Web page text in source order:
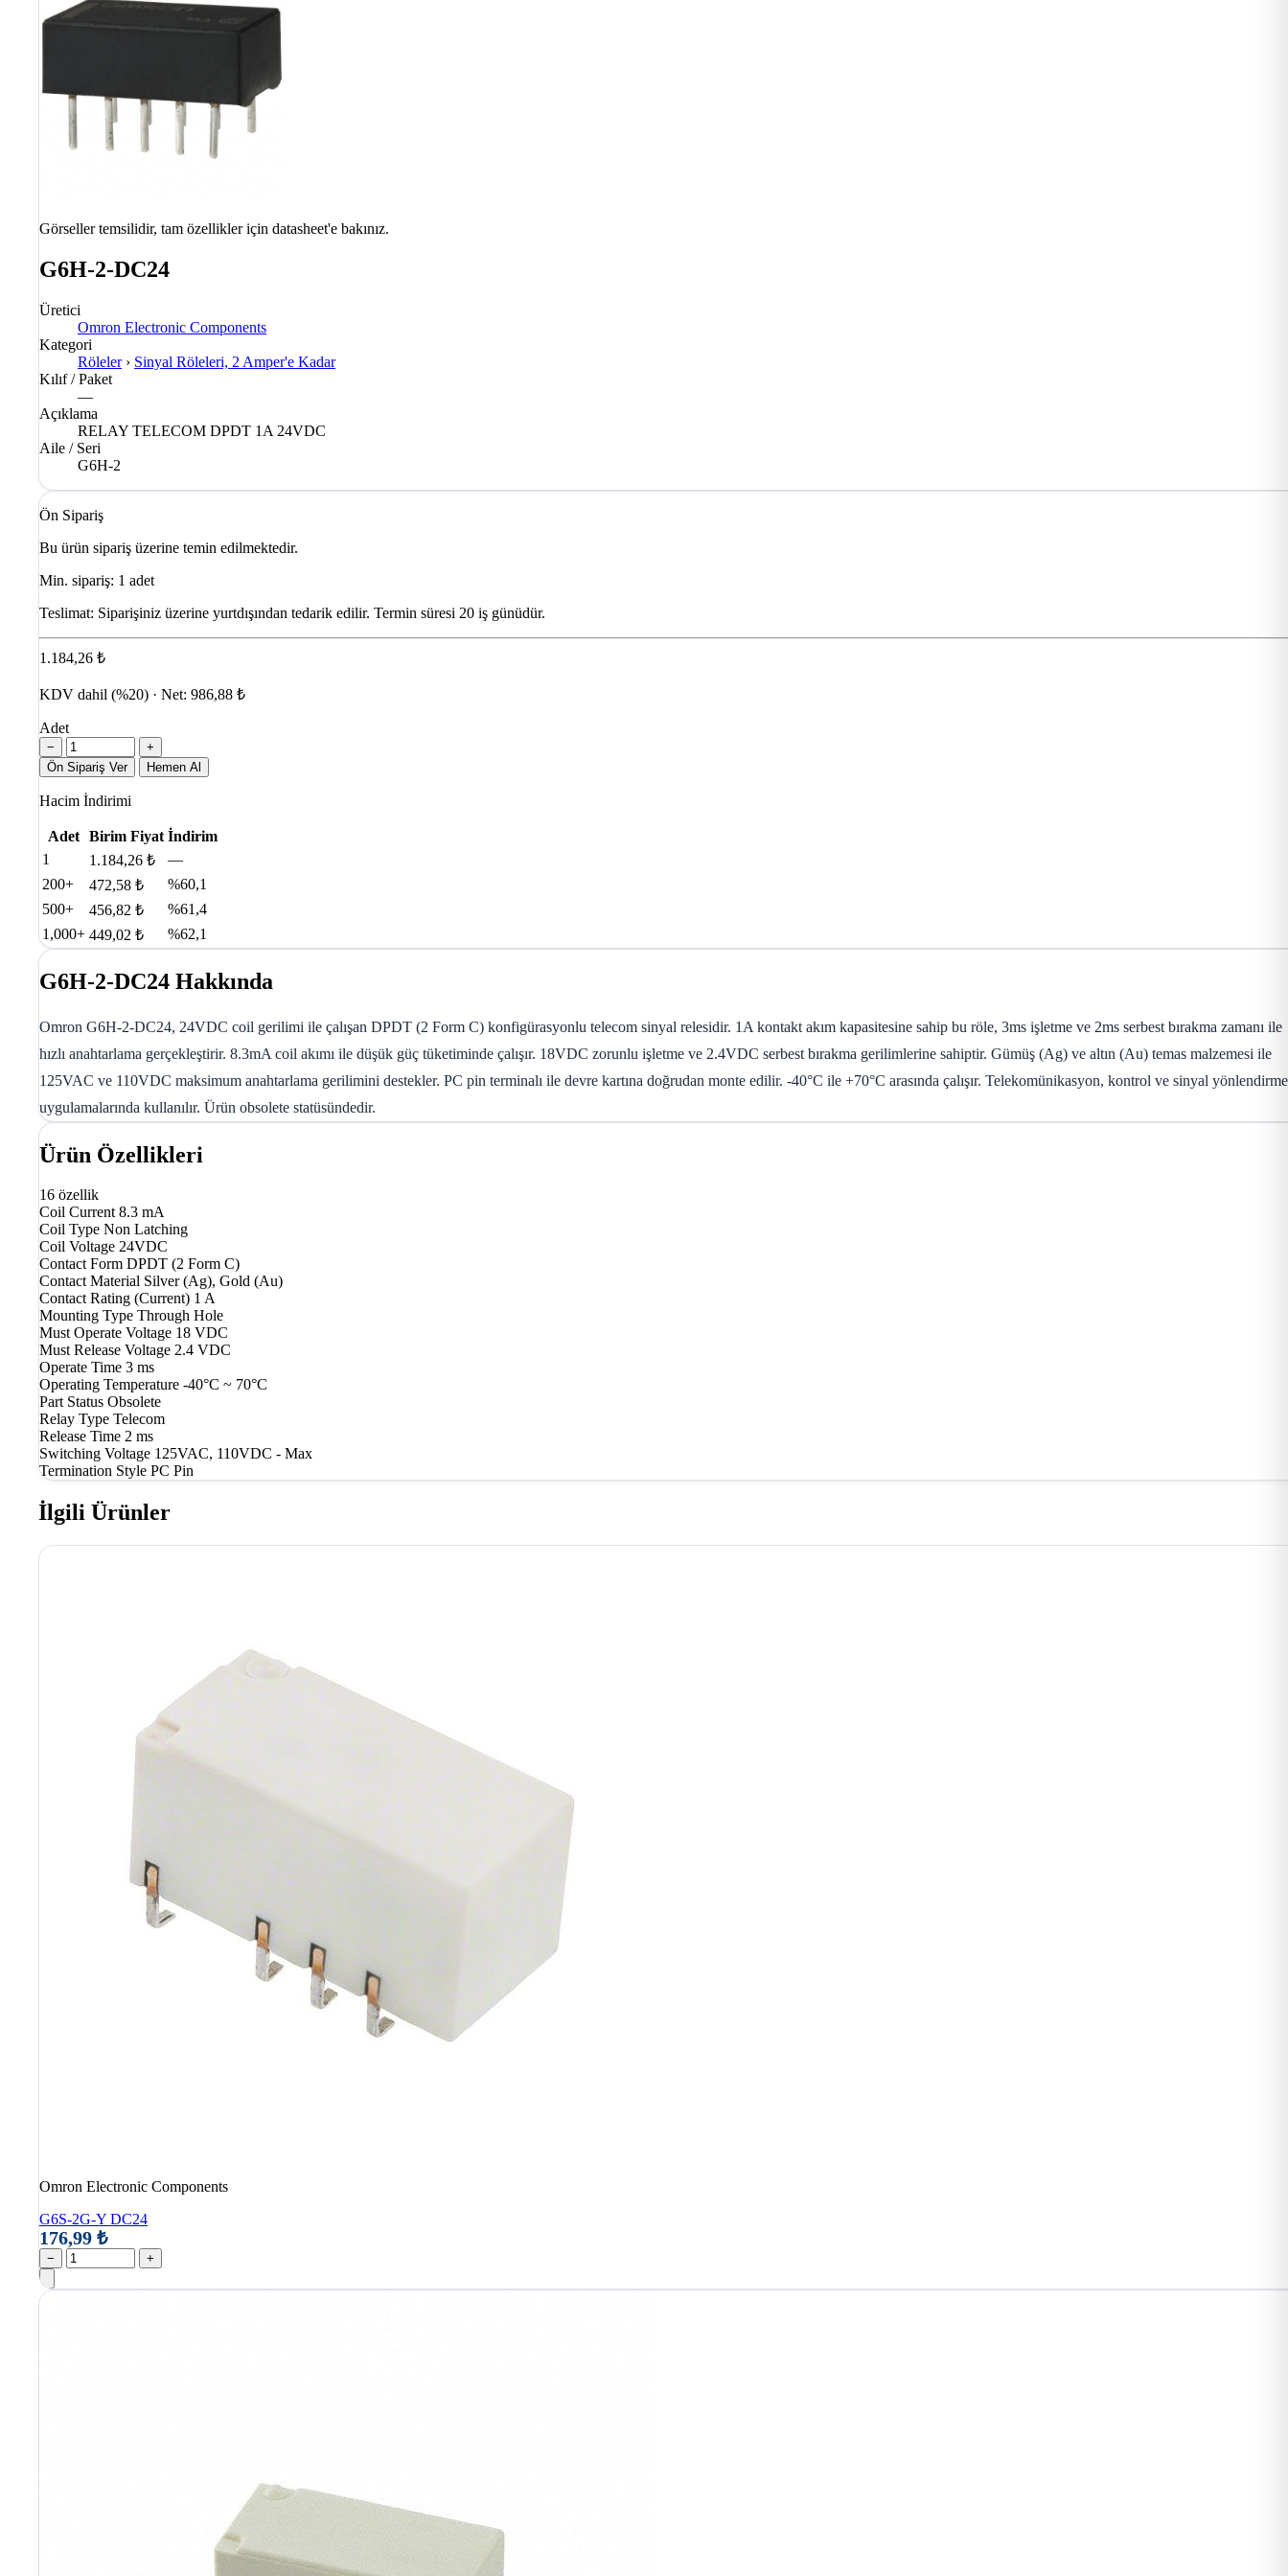
Görseller temsilidir, tam özellikler için datasheet'e bakınız.
G6H-2-DC24
Üretici
Omron Electronic Components
Kategori
Röleler › Sinyal Röleleri, 2 Amper'e Kadar
Kılıf / Paket
—
Açıklama
RELAY TELECOM DPDT 1A 24VDC
Aile / Seri
G6H-2
Ön Sipariş
Bu ürün sipariş üzerine temin edilmektedir.
Min. sipariş: 1 adet
Teslimat: Siparişiniz üzerine yurtdışından tedarik edilir. Termin süresi 20 iş günüdür.
1.184,26 ₺
KDV dahil (%20) · Net: 986,88 ₺
Adet
−
+
Ön Sipariş Ver
Hemen Al
Hacim İndirimi
Adet Birim Fiyat İndirim
1
1.184,26 ₺
—
200+
472,58 ₺
%60,1
500+
456,82 ₺
%61,4
1,000+ 449,02 ₺ %62,1
G6H-2-DC24 Hakkında
Omron G6H-2-DC24, 24VDC coil gerilimi ile çalışan DPDT (2 Form C) konfigürasyonlu telecom sinyal relesidir. 1A kontakt akım kapasitesine sahip bu röle, 3ms işletme ve 2ms serbest bırakma zamanı ile
hızlı anahtarlama gerçekleştirir. 8.3mA coil akımı ile düşük güç tüketiminde çalışır. 18VDC zorunlu işletme ve 2.4VDC serbest bırakma gerilimlerine sahiptir. Gümüş (Ag) ve altın (Au) temas malzemesi ile
125VAC ve 110VDC maksimum anahtarlama gerilimini destekler. PC pin terminalı ile devre kartına doğrudan monte edilir. -40°C ile +70°C arasında çalışır. Telekomünikasyon, kontrol ve sinyal yönlendirme
uygulamalarında kullanılır. Ürün obsolete statüsündedir.
Ürün Özellikleri
16 özellik
Coil Current 8.3 mA
Coil Type Non Latching
Coil Voltage 24VDC
Contact Form DPDT (2 Form C)
Contact Material Silver (Ag), Gold (Au)
Contact Rating (Current) 1 A
Mounting Type Through Hole
Must Operate Voltage 18 VDC
Must Release Voltage 2.4 VDC
Operate Time 3 ms
Operating Temperature -40°C ~ 70°C
Part Status Obsolete
Relay Type Telecom
Release Time 2 ms
Switching Voltage 125VAC, 110VDC - Max
Termination Style PC Pin
İlgili Ürünler
Omron Electronic Components
G6S-2G-Y DC24
176,99 ₺
− +